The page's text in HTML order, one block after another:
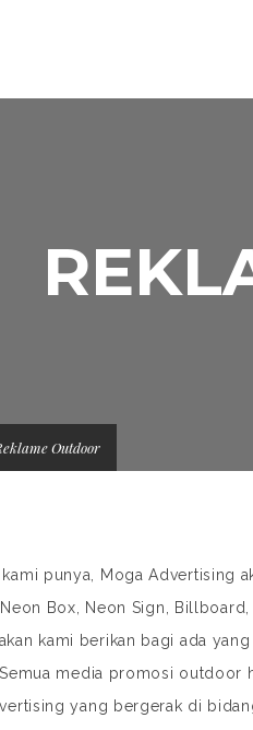
Outdoor
punya, Moga Advertising
Box, Neon Sign,
kami berikan bagi ada
media promosi outdoor
yang bergerak di